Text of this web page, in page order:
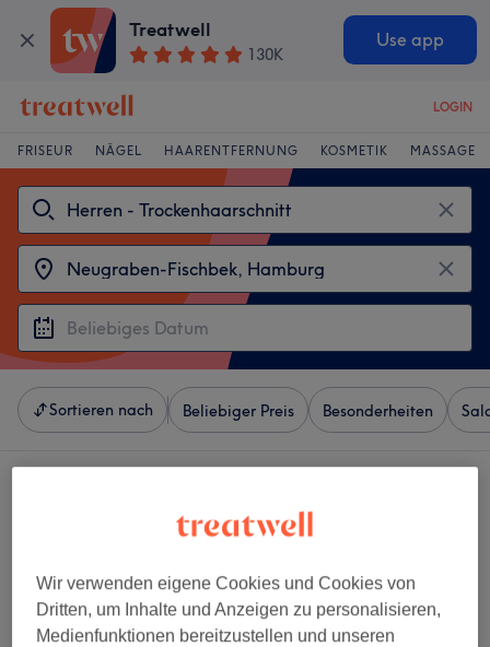
Treatwell
130K
Use app
LOGIN
FRISEUR NÄGEL HAARENTFERNUNG KOSMETIK MASSAGE
Sortieren nach Beliebiger Preis Besonderheiten
Wir verwenden eigene Cookies und Cookies von
Dritten, um Inhalte und Anzeigen zu personalisieren,
Medienfunktionen bereitzustellen und unseren